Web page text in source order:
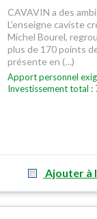
CAVAVIN a des
L’enseigne caviste
Michel Bourel,
plus de 170 points
présente en (…)
Apport personnel
Investissement total :
Ajouter à